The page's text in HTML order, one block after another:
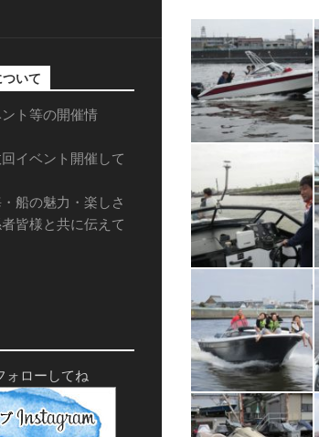
いて
ト等の開催情
イベント開催して
船の魅力・楽しさ
皆様と共に伝えて
ォローしてね